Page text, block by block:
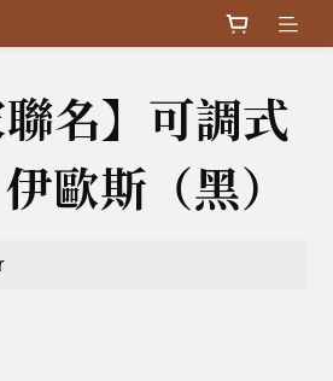
聯名】可調式
歐斯（黑）